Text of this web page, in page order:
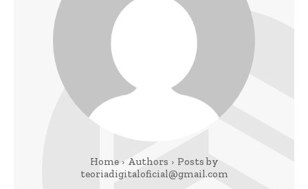
Home Authors
Posts by
teoriadigitaloficial@gmail.com